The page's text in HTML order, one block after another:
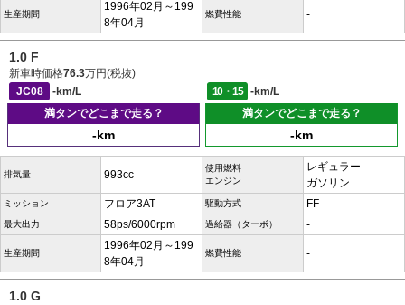
生産期間
1996年02月～199
8年04月
燃費性能 -
1.0 F
新車時価格76.3万円(税抜)
JC08
-km/L 10・15
-km/L
満タンでどこまで走る？
-km
満タンでどこまで走る？
-km
排気量 993cc
使用燃料
エンジン
レギュラー
ガソリン
ミッション フロア3AT 駆動方式 FF
最大出力 58ps/6000rpm 過給器（ターボ） -
生産期間
1996年02月～199
8年04月
燃費性能 -
1.0 G